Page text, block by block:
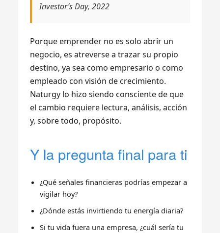
Investor’s Day, 2022
Porque emprender no es solo abrir un
negocio, es atreverse a trazar su propio
destino, ya sea como empresario o como
empleado con visión de crecimiento.
Naturgy lo hizo siendo consciente de que
el cambio requiere lectura, análisis, acción
y, sobre todo, propósito.
Y la pregunta final para ti
¿Qué señales financieras podrías empezar a
vigilar hoy?
¿Dónde estás invirtiendo tu energía diaria?
Si tu vida fuera una empresa, ¿cuál sería tu